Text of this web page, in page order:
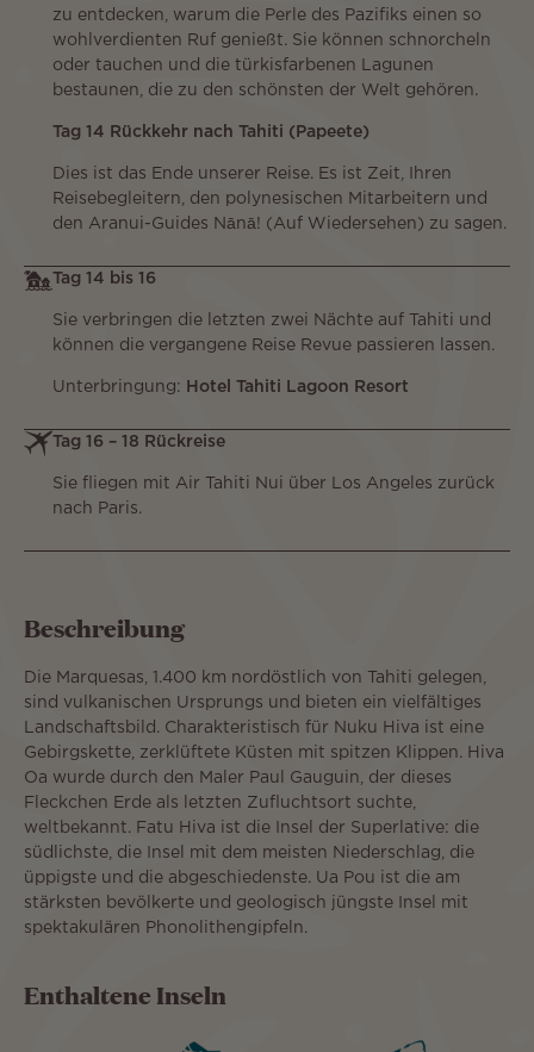
zu entdecken, warum die Perle des Pazifiks einen so
wohlverdienten Ruf genießt. Sie können schnorcheln
oder tauchen und die türkisfarbenen Lagunen
bestaunen, die zu den schönsten der Welt gehören.
Tag 14 Rückkehr nach Tahiti (Papeete)
Dies ist das Ende unserer Reise. Es ist Zeit, Ihren
Reisebegleitern, den polynesischen Mitarbeitern und
den Aranui-Guides Nānā! (Auf Wiedersehen) zu sagen.
Tag 14 bis 16
Sie verbringen die letzten zwei Nächte auf Tahiti und
können die vergangene Reise Revue passieren lassen.
Unterbringung: Hotel Tahiti Lagoon Resort
Tag 16 – 18 Rückreise
Sie fliegen mit Air Tahiti Nui über Los Angeles zurück
nach Paris.
Beschreibung
Die Marquesas, 1.400 km nordöstlich von Tahiti gelegen,
sind vulkanischen Ursprungs und bieten ein vielfältiges
Landschaftsbild. Charakteristisch für Nuku Hiva ist eine
Gebirgskette, zerklüftete Küsten mit spitzen Klippen. Hiva
Oa wurde durch den Maler Paul Gauguin, der dieses
Fleckchen Erde als letzten Zufluchtsort suchte,
weltbekannt. Fatu Hiva ist die Insel der Superlative: die
südlichste, die Insel mit dem meisten Niederschlag, die
üppigste und die abgeschiedenste. Ua Pou ist die am
stärksten bevölkerte und geologisch jüngste Insel mit
spektakulären Phonolithengipfeln.
Enthaltene Inseln